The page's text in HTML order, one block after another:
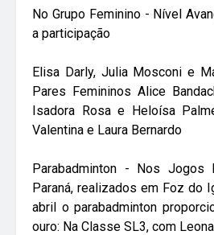
No Grupo Feminino - Nível
a participação
Elisa Darly, Julia Mosconi e
Pares Femininos Alice
Isadora Rosa e Heloísa
Valentina e Laura Bernardo
Parabadminton - Nos Jogos
Paraná, realizados em Foz do
abril o parabadminton
ouro: Na Classe SL3, com